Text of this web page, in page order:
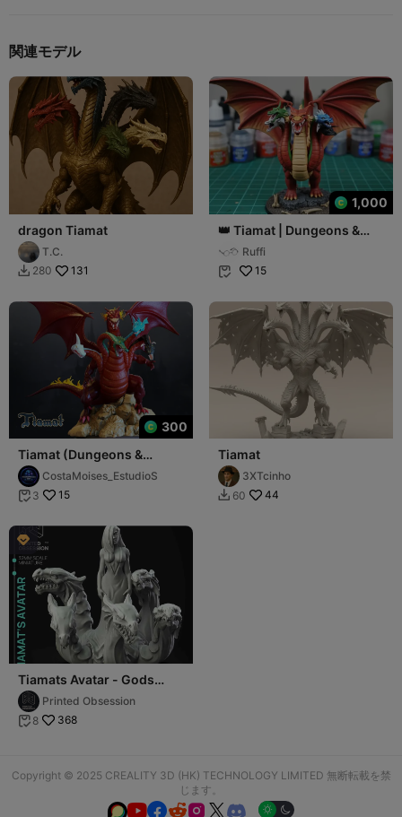
関連モデル
dragon Tiamat
T.C.
 280 131
1,000
👑 Tiamat | Dungeons &
Dragons Animated
Cartoon
Ruffi
 15
300
Tiamat (Dungeons &
Dragons)
CostaMoises_EstudioS
 3 15
Tiamat
3XTcinho
 60 44

Tiamats Avatar - Gods
Avatar - PRESUPPROTED -
32mm Scale
Printed Obsession
 8 368
Copyright © 2025 CREALITY 3D (HK) TECHNOLOGY LIMITED 無断転載を禁
じます。
  